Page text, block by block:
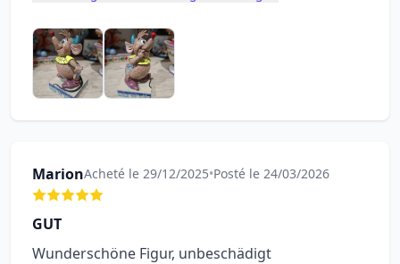
MarionAcheté le 29/12/2025•Posté le 24/03/2026
GUT
Wunderschöne Figur, unbeschädigt